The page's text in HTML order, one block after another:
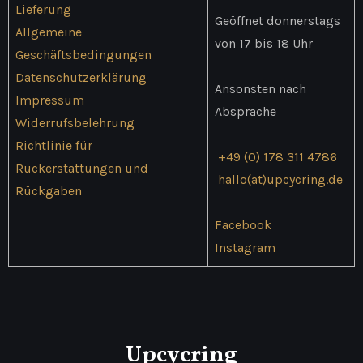
Lieferung
Allgemeine
Geschäftsbedingungen
Datenschutzerklärung
Impressum
Widerrufsbelehrung
Richtlinie für
Rückerstattungen und
Rückgaben
Geöffnet donnerstags
von 17 bis 18 Uhr
Ansonsten nach
Absprache
+49 (0) 178 311 4786
hallo(at)upcycring.de
Facebook
Instagram
Upcycring